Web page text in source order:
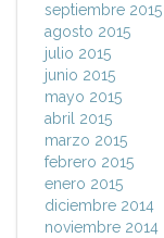
septiembre 2015
agosto 2015
julio 2015
junio 2015
mayo 2015
abril 2015
marzo 2015
febrero 2015
enero 2015
diciembre 2014
noviembre 2014